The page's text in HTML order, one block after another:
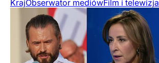
KrajObserwator mediówFilm i telewizja